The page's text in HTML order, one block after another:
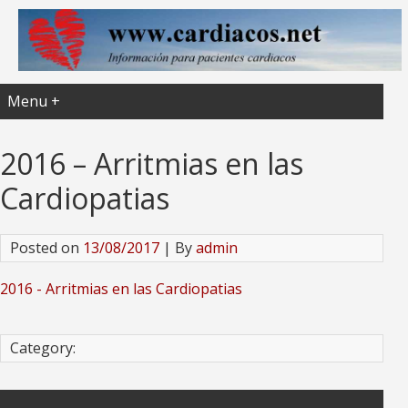
Menu +
2016 – Arritmias en las
Cardiopatias
Posted on 13/08/2017 | Byadmin
2016 - Arritmias en las Cardiopatias
Category: